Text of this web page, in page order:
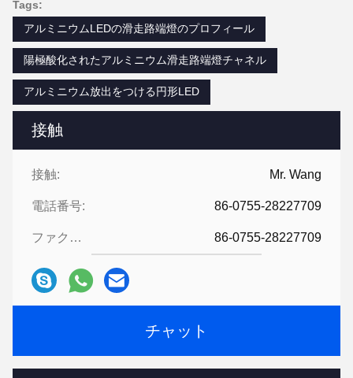
接触
接触: Mr. Wang
電話番号: 86-0755-28227709
ファクシミリ: 86-0755-28227709
チャット
Tags:
アルミニウムLEDの滑走路端燈のプロフィール
陽極酸化されたアルミニウム滑走路端燈チャネル
アルミニウム放出をつける円形LED